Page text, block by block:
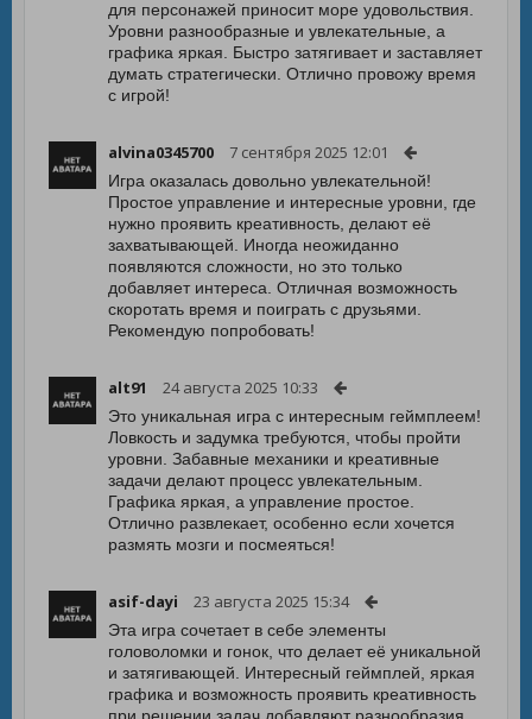
для персонажей приносит море удовольствия.
Уровни разнообразные и увлекательные, а
графика яркая. Быстро затягивает и заставляет
думать стратегически. Отлично провожу время
с игрой!
alvina0345700 7 сентября 2025 12:01
Игра оказалась довольно увлекательной!
Простое управление и интересные уровни, где
нужно проявить креативность, делают её
захватывающей. Иногда неожиданно
появляются сложности, но это только
добавляет интереса. Отличная возможность
скоротать время и поиграть с друзьями.
Рекомендую попробовать!
alt91 24 августа 2025 10:33
Это уникальная игра с интересным геймплеем!
Ловкость и задумка требуются, чтобы пройти
уровни. Забавные механики и креативные
задачи делают процесс увлекательным.
Графика яркая, а управление простое.
Отлично развлекает, особенно если хочется
размять мозги и посмеяться!
asif-dayi 23 августа 2025 15:34
Эта игра сочетает в себе элементы
головоломки и гонок, что делает её уникальной
и затягивающей. Интересный геймплей, яркая
графика и возможность проявить креативность